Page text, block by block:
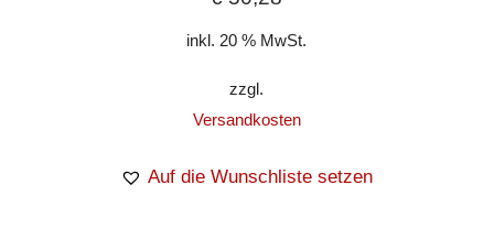
inkl. 20 % MwSt.
zzgl.
Versandkosten
Auf die Wunschliste setzen